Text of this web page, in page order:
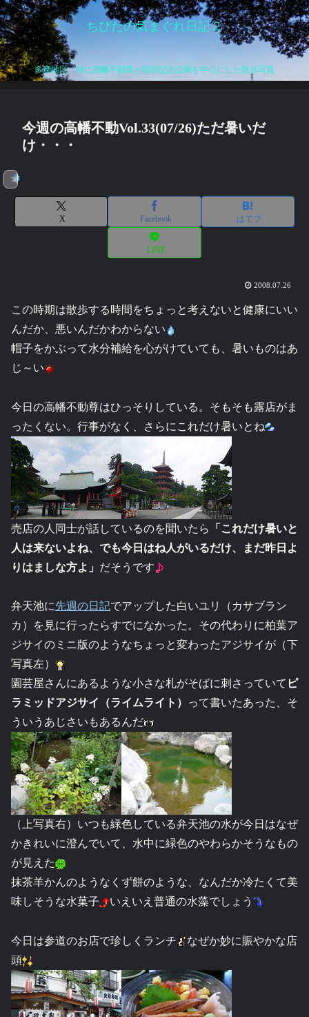
ちびたの気まぐれ日記２
多摩地区、特に高幡不動尊と昭和記念公園を中心にした散歩写真
今週の高幡不動Vol.33(07/26)ただ暑いだ
け・・・
写真
X Facebook はてブ
LINE
2008.07.26
この時期は散歩する時間をちょっと考えないと健康にいい
んだか、悪いんだかわからない
帽子をかぶって水分補給を心がけていても、暑いものはあ
じ～い
今日の高幡不動尊はひっそりしている。そもそも露店がま
ったくない。行事がなく、さらにこれだけ暑いとね
売店の人同士が話しているのを聞いたら
「これだけ暑いと
人は来ないよね、でも今日はね人がいるだけ、まだ昨日よ
りはましな方よ」 だそうです
弁天池に先週の日記でアップした白いユリ（カサブラン
カ）を見に行ったらすでになかった。その代わりに柏葉ア
ジサイのミニ版のようなちょっと変わったアジサイが（下
写真左）
園芸屋さんにあるような小さな札がそばに刺さっていて ピ
ラミッドアジサイ（ライムライト）
って書いたあった、そ
ういうあじさいもあるんだ
（上写真右）いつも緑色している弁天池の水が今日はなぜ
かきれいに澄んでいて、水中に緑色のやわらかそうなもの
が見えた
抹茶羊かんのようなくず餅のような、なんだか冷たくて美
味しそうな水菓子
いえいえ普通の水藻でしょう
今日は参道のお店で珍しくランチ
なぜか妙に賑やかな店
頭